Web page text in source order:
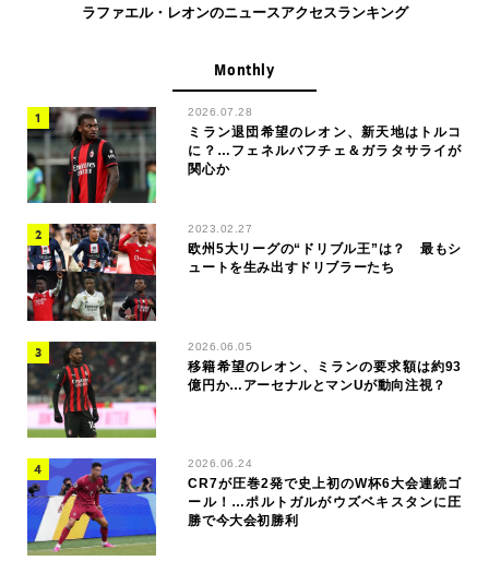
ラファエル・レオンのニュースアクセスランキング
Monthly
2026.07.28
ミラン退団希望のレオン、新天地はトルコ
に？…フェネルバフチェ＆ガラタサライが
関心か
2023.02.27
欧州5大リーグの“ドリブル王”は？ 最もシ
ュートを生み出すドリブラーたち
2026.06.05
移籍希望のレオン、ミランの要求額は約93
億円か…アーセナルとマンUが動向注視？
2026.06.24
CR7が圧巻2発で史上初のW杯6大会連続ゴ
ール！…ポルトガルがウズベキスタンに圧
勝で今大会初勝利